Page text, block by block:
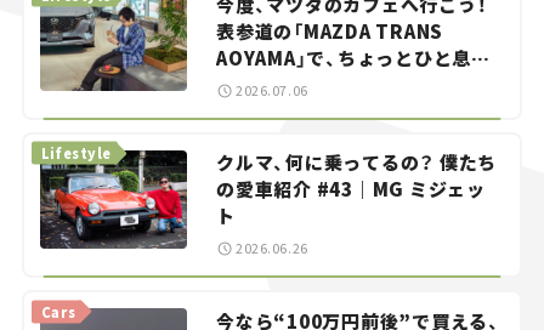
表参道の「MAZDA TRANS
AOYAMA」で、ちょっとひと息。
——連載｜CCGとクルマでどうす
2026.07.06
クルマ、何に乗ってるの？ 僕たち
の愛車紹介 #43｜MG ミジェッ
ト
Lifestyle
2026.06.26
今なら“100万円前後”で買える、
Cars